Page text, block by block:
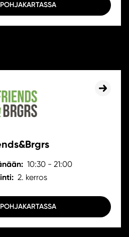
10:30 - 21:00
2. kerros